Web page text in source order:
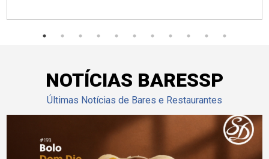
NOTÍCIAS BARESSP
Últimas Notícias de Bares e Restaurantes